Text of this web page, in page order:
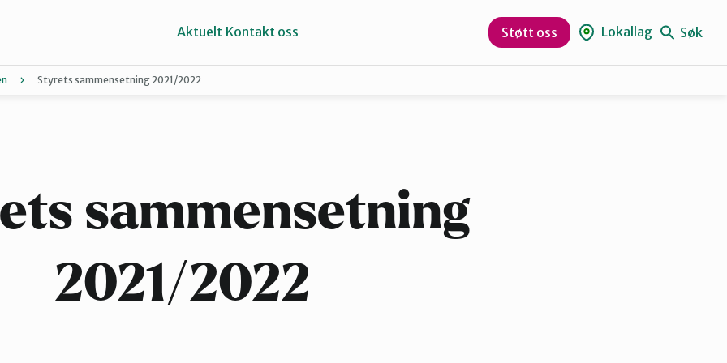
Aktuelt Kontakt oss Støtt oss Lokallag Søk
Styrets sammensetning 2021/2022
sammensetning
2021/2022